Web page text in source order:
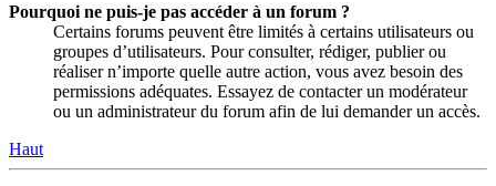
Pourquoi ne puis-je pas accéder à un forum ?
Certains forums peuvent être limités à certains utilisateurs ou
groupes d’utilisateurs. Pour consulter, rédiger, publier ou
réaliser n’importe quelle autre action, vous avez besoin des
permissions adéquates. Essayez de contacter un modérateur
ou un administrateur du forum afin de lui demander un accès.
Haut